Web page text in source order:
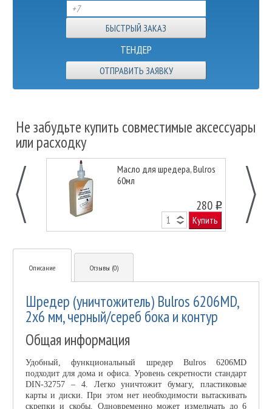
ТЕНДЕР
ОТПРАВИТЬ ЗАЯВКУ
Не забудьте купить совместимые аксессуары
или расходку
Масло для шредера, Bulros
60мл
280 o
Купить
Описание Отзывы (0)
Шредер (уничтожитель) Bulros 6206MD,
2х6 мм, черный/сереб бока и контур
Общая информация
Удобный, функциональный шредер Bulros 6206MD
подходит для дома и офиса. Уровень секретности стандарт
DIN-32757 – 4. Легко уничтожит бумагу, пластиковые
карты и диски. При этом нет необходимости вытаскивать
скрепки и скобы. Одновременно может измельчать до 6